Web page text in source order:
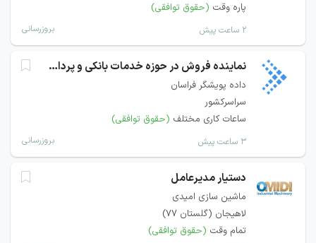
پاره وقت (حقوق توافقی)
۲ ساعت پیش بروزرسانی
نماینده فروش در حوزه خدمات بانکی و پرداخت
داده پویشگر فراسان
سراسرکشور
ساعات کاری مختلف (حقوق توافقی)
۳ ساعت پیش بروزرسانی
دستیار مدیرعامل
ماشین سازی امیدی
لاهیجان (گلستان 77)
تمام وقت (حقوق توافقی)